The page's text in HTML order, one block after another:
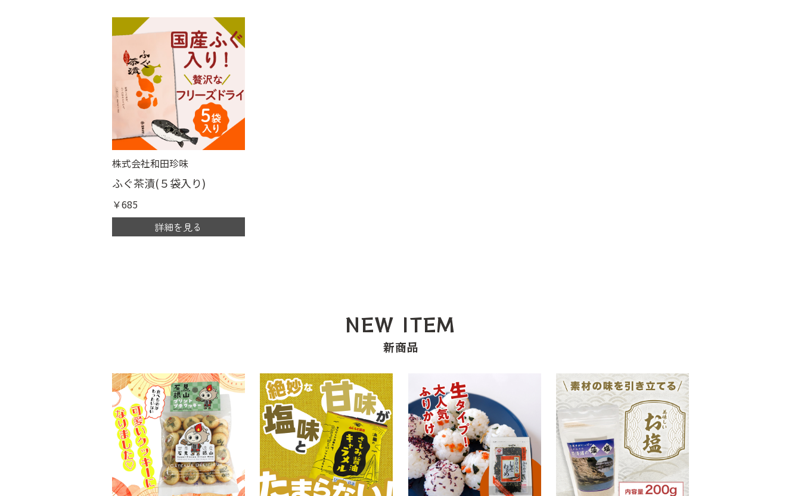
株式会社和田珍味
ふぐ茶漬(５袋入り)
￥685
詳細を見る
NEW ITEM
新商品